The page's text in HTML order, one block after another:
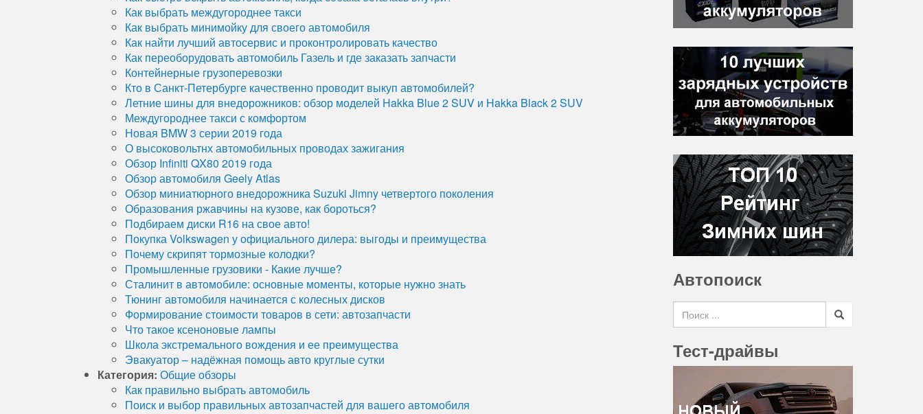
Как выбрать междугороднее такси
Как выбрать минимойку для своего автомобиля
Как найти лучший автосервис и проконтролировать качество
Как переоборудовать автомобиль Газель и где заказать запчасти
Контейнерные грузоперевозки
Кто в Санкт-Петербурге качественно проводит выкуп автомобилей?
Летние шины для внедорожников: обзор моделей Hakka Blue 2 SUV и Hakka Black 2 SUV
Междугороднее такси с комфортом
Новая BMW 3 серии 2019 года
О высоковольтнх автомобильных проводах зажигания
Обзор Infiniti QX80 2019 года
Обзор автомобиля Geely Atlas
Обзор миниатюрного внедорожника Suzuki Jimny четвертого поколения
Образования ржавчины на кузове, как бороться?
Подбираем диски R16 на свое авто!
Покупка Volkswagen у официального дилера: выгоды и преимущества
Почему скрипят тормозные колодки?
Промышленные грузовики - Какие лучше?
Сталинит в автомобиле: основные моменты, которые нужно знать
Тюнинг автомобиля начинается с колесных дисков
Формирование стоимости товаров в сети: автозапчасти
Что такое ксеноновые лампы
Школа экстремального вождения и ее преимущества
Эвакуатор – надёжная помощь авто круглые сутки
Категория: Общие обзоры
Как правильно выбрать автомобиль
Поиск и выбор правильных автозапчастей для вашего автомобиля
Автопоиск
Search for
Тест-драйвы